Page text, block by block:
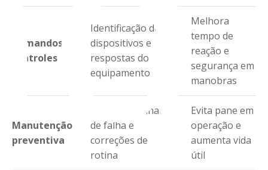
Comandos e
controles
Identificação de
dispositivos e
respostas do
equipamento
Melhora
tempo de
reação e
segurança em
manobras
Manutenção
preventiva
Inspeções, sinais
de falha e
correções de
rotina
Evita pane em
operação e
aumenta vida
útil